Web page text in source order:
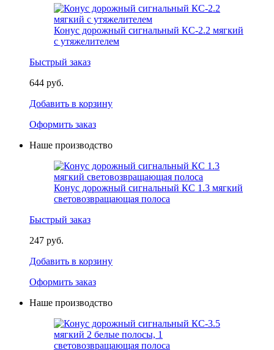
Конус дорожный сигнальный КС-2.2 мягкий
с утяжелителем
Быстрый заказ
644 руб.
Добавить в корзину
Оформить заказ
Наше производство
Конус дорожный сигнальный КС 1.3 мягкий
световозвращающая полоса
Быстрый заказ
247 руб.
Добавить в корзину
Оформить заказ
Наше производство